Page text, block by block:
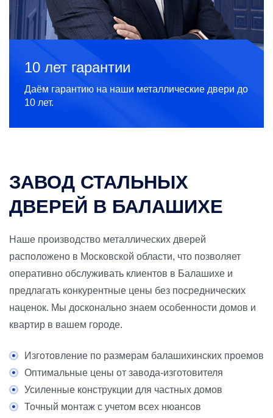
10 лет гарантии
Даём гарантию на наши металлические двери до
10 лет.
ЗАВОД СТАЛЬНЫХ
ДВЕРЕЙ В БАЛАШИХЕ
Наше производство металлических дверей
расположено в Московской области, что позволяет
оперативно обслуживать клиентов в Балашихе и
предлагать конкурентные цены без посреднических
наценок. Мы досконально знаем особенности домов и
квартир в вашем городе.
Изготовление по размерам балашихинских проемов
Оптимальные цены от завода-изготовителя
Усиленные конструкции для частных домов
Точный монтаж с учетом всех нюансов